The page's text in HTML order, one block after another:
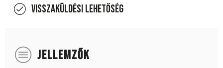
Visszaküldési lehetőség
JELLEMZŐK